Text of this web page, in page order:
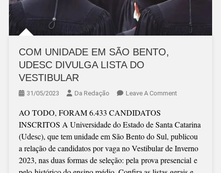
COM UNIDADE EM SÃO BENTO,
UDESC DIVULGA LISTA DO
VESTIBULAR
31/05/2023 Da Redação Leave A CommentOn
EM
SÃO
BENTO,
UDESC
AO TODO, FORAM 6.433 CANDIDATOS
INSCRITOS A Universidade do Estado de Santa Catarina
(Udesc), que tem unidade em São Bento do Sul, publicou
a relação de candidatos por vaga no Vestibular de Inverno
2023, nas duas formas de seleção: pela prova presencial e